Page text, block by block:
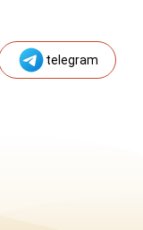
telegram